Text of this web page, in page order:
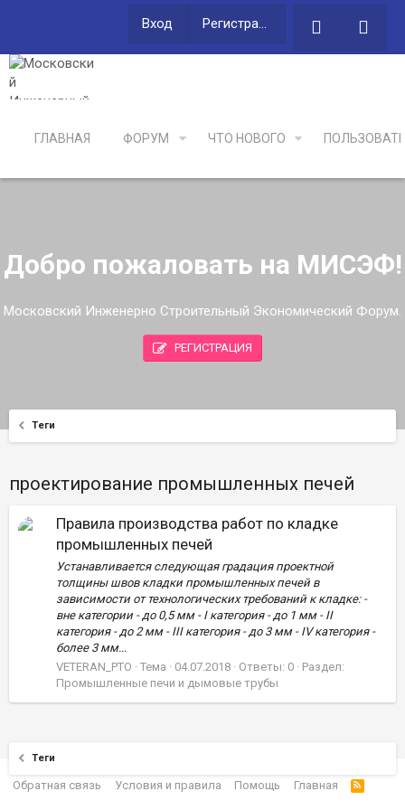
Вход Регистрация
ГЛАВНАЯ ФОРУМ ЧТО НОВОГО
Добро пожаловать на МИСЭФ!
Московский Инженерно Строительный Экономический Форум.
РЕГИСТРАЦИЯ
Теги
проектирование промышленных печей
Правила производства работ по кладке
промышленных печей
Устанавливается следующая градация проектной
толщины швов кладки промышленных печей в
зависимости от технологических требований к кладке: -
вне категории - до 0,5 мм - I категория - до 1 мм - II
категория - до 2 мм - III категория - до 3 мм - IV категория -
более 3 мм...
VETERAN_PTO
Тема 04.07.2018 Ответы: 0
Раздел:
Промышленные печи и дымовые трубы
Теги
Обратная связь Условия и правила Помощь Главная